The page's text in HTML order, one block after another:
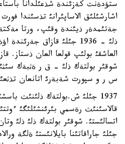
ستؤدةنت كةزئندة شذعئلدانا
اشارشئلئق الاساپئرانئ تذسئندا
جةتئمدةر ذيئندة وقئپ، ورتا
ذلئ - 1936 جئلئ قازاق
العاشقئ بولئپ قولعا العان ذستاز.
شوقئر بولتةك ذلئ - ق ر ةثبةك
س ر و سپورت شةبةرئ اتانعان
1937 جئلئ ش.بولتةك ذلئنئث